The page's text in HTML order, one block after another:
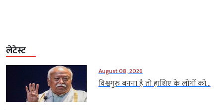
लेटेस्ट
August 08, 2026
विश्वगुरु बनना है तो हाशिए के लोगों को...